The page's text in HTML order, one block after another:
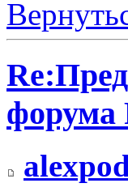
форума